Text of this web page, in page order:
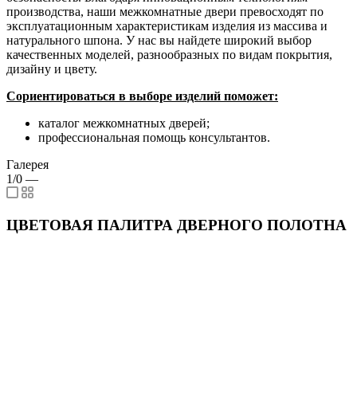
производства, наши межкомнатные двери превосходят по
эксплуатационным характеристикам изделия из массива и
натурального шпона. У нас вы найдете широкий выбор
качественных моделей, разнообразных по видам покрытия,
дизайну и цвету.
Сориентироваться в выборе изделий поможет:
каталог межкомнатных дверей;
профессиональная помощь консультантов.
Галерея
1/0 —
ЦВЕТОВАЯ ПАЛИТРА ДВЕРНОГО ПОЛОТНА